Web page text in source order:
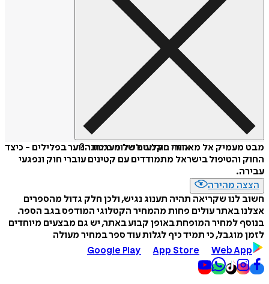
איזה פורמט לשלוח כמתנה?
מבט מעמיק אל מאחורי הקלעים של מערכת הנוער בפלילים - כיצד
החוק והטיפול בישראל מתמודדים עם קטינים עוברי חוק ונפגעי
עבירה.
הצצה מהירה
חשוב לנו שקריאה תהיה תענוג נגיש, ולכן חלק גדול מהספרים
אצלנו באתר עולים פחות מהמחיר הקטלוגי המודפס בגב הספר.
בנוסף למחיר המופחת באופן קבוע באתר, יש גם מבצעים מיוחדים
לזמן מוגבל, כי תמיד כיף לגלות עוד ספר במחיר מעולה
Google Play
App Store Web App